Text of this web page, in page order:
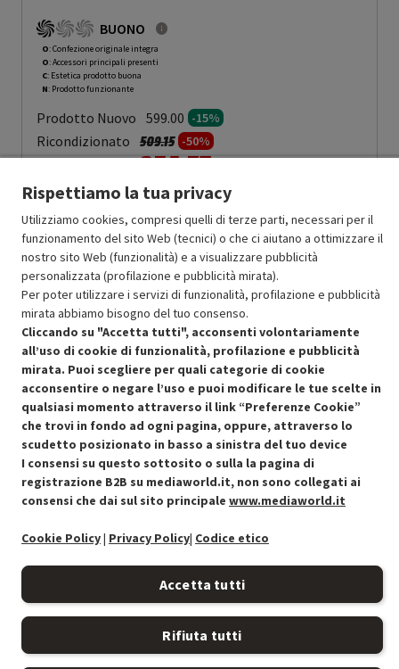
BUONO
O: Confezione originale integra
O: Accessori principali presenti
C: Estetica prodotto buona
N: Prodotto funzionante
Prodotto Nuovo 599.00 -15%
Ricondizionato Prezzo ridotto da
509.15a-50%
254.57
Aggiungi al carrello
SCONTO RICONDIZIONATI
Approfitta dello sconto del 50% sul prodotto ricondizionato.
Condizioni generali di vendita
Cookie Policy
Preferenze cookie
Informativa privacy
Recedere dal contratto qui
Rispettiamo la tua privacy
Utilizziamo cookies, compresi quelli di terze parti, necessari per il
funzionamento del sito Web (tecnici) o che ci aiutano a ottimizzare il
nostro sito Web (funzionalità) e a visualizzare pubblicità
personalizzata (profilazione e pubblicità mirata).
Per poter utilizzare i servizi di funzionalità, profilazione e pubblicità
mirata abbiamo bisogno del tuo consenso.
Cliccando su "Accetta tutti", acconsenti volontariamente
all’uso di cookie di funzionalità, profilazione e pubblicità
mirata. Puoi scegliere per quali categorie di cookie
acconsentire o negare l’uso e puoi modificare le tue scelte in
qualsiasi momento attraverso il link “Preferenze Cookie”
che trovi in fondo ad ogni pagina, oppure, attraverso lo
scudetto posizionato in basso a sinistra del tuo device
I consensi su questo sottosito o sulla la pagina di
registrazione B2B su mediaworld.it, non sono collegati ai
consensi che dai sul sito principale www.mediaworld.it
Cookie Policy| Privacy Policy| Codice etico
Accetta tutti
Rifiuta tutti